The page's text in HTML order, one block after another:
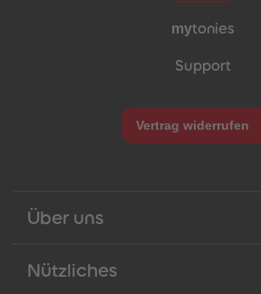
mytonies
Support
Vertrag widerrufen
Über uns
Nützliches